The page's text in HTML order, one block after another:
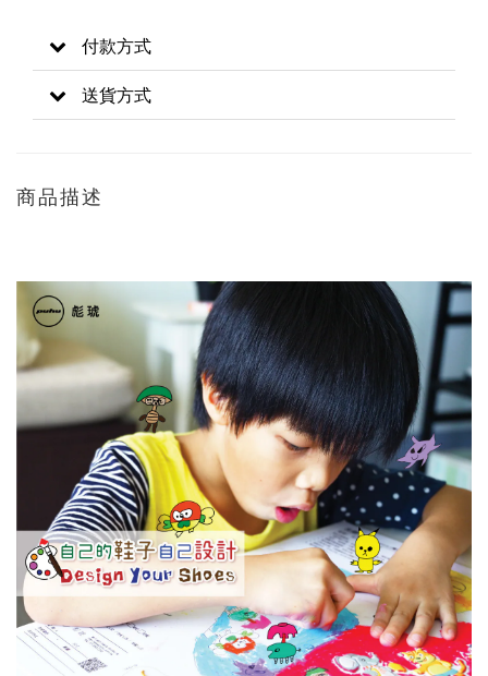
付款方式
送貨方式
商品描述